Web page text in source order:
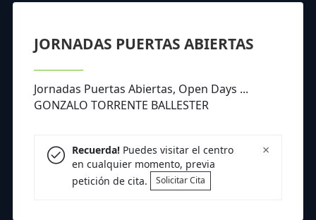
JORNADAS PUERTAS ABIERTAS
Jornadas Puertas Abiertas, Open Days ...
GONZALO TORRENTE BALLESTER
×
Recuerda!Puedes visitar el centro
en cualquier momento, previa
petición de cita.
Solicitar Cita